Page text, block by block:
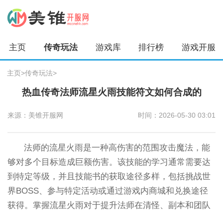
主页 传奇玩法 游戏库 排行榜 游戏开服
主页>传奇玩法>
热血传奇法师流星火雨技能符文如何合成的
来源：美锥开服网 时间：2026-05-30 03:01
法师的流星火雨是一种高伤害的范围攻击魔法，能
够对多个目标造成巨额伤害。该技能的学习通常需要达
到特定等级，并且技能书的获取途径多样，包括挑战世
界BOSS、参与特定活动或通过游戏内商城和兑换途径
获得。掌握流星火雨对于提升法师在清怪、副本和团队